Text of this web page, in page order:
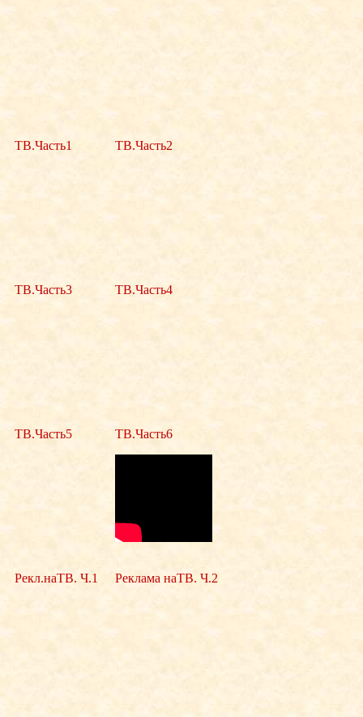
ТВ.Часть1 ТВ.Часть2
ТВ.Часть3 ТВ.Часть4
ТВ.Часть5 ТВ.Часть6
Рекл.наТВ. Ч.1 Реклама наТВ. Ч.2